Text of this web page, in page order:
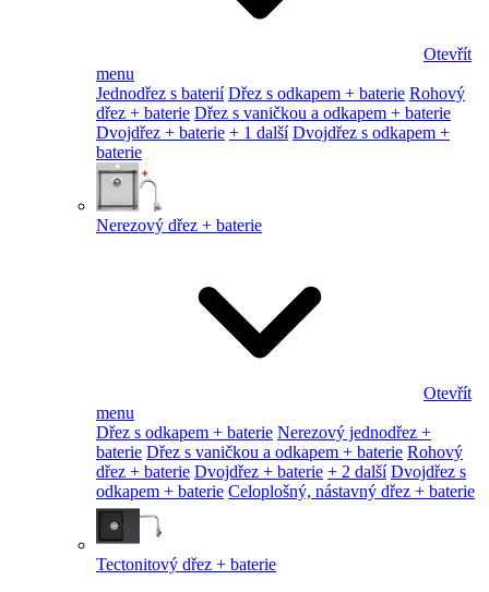
Otevřít
menu
Jednodřez s baterií Dřez s odkapem + baterie Rohový
dřez + baterie Dřez s vaničkou a odkapem + baterie
Dvojdřez + baterie + 1 další Dvojdřez s odkapem +
baterie
Nerezový dřez + baterie
Otevřít
menu
Dřez s odkapem + baterie Nerezový jednodřez +
baterie Dřez s vaničkou a odkapem + baterie Rohový
dřez + baterie Dvojdřez + baterie + 2 další Dvojdřez s
odkapem + baterie Celoplošný, nástavný dřez + baterie
Tectonitový dřez + baterie